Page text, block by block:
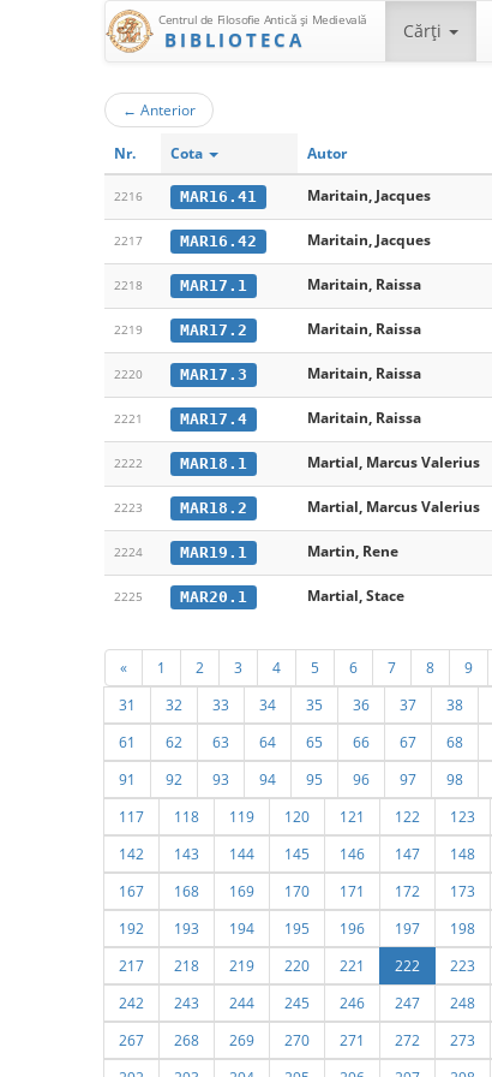
Centrul de Filosofie Antică şi Medievală
BIBLIOTECA Cărţi
← Anterior
Nr. Cota Autor
2216 MAR16.41 Maritain, Jacques
2217 MAR16.42 Maritain, Jacques
2218 MAR17.1 Maritain, Raissa
2219 MAR17.2 Maritain, Raissa
2220 MAR17.3 Maritain, Raissa
2221 MAR17.4 Maritain, Raissa
2222 MAR18.1 Martial, Marcus Valerius
2223 MAR18.2 Martial, Marcus Valerius
2224 MAR19.1 Martin, Rene
2225 MAR20.1 Martial, Stace
« 1 2 3 4 5 6 7 8 9
31
32 33 34 35 36 37 38
61
62 63 64 65 66 67 68
91
92 93 94 95 96 97 98
117
118 119 120 121 122 123
142
143 144 145 146 147 148
167
168 169 170 171 172 173
192
193 194 195 196 197 198
217
218 219 220 221 222 223
242
243 244 245 246 247 248
267
268 269 270 271 272 273